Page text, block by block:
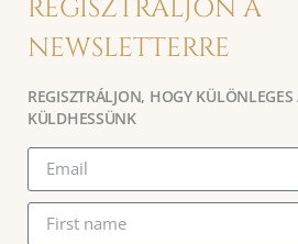
REGISZTRÁLJON A
NEWSLETTERRE
REGISZTRÁLJON, HOGY
KÜLDHESSÜNK